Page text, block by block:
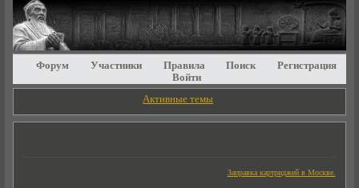
Форум Участники Правила Поиск
Регистрация
Войти
Активные темы
Заправка картриджей в Москве.